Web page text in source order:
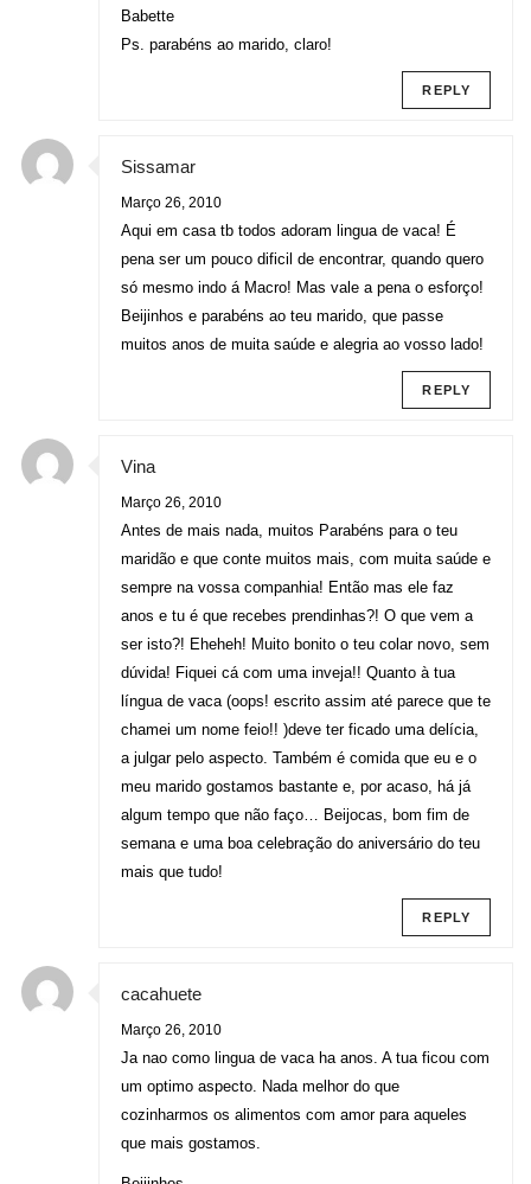
Babette
Ps. parabéns ao marido, claro!
REPLY
Sissamar
Março 26, 2010
Aqui em casa tb todos adoram lingua de vaca! É
pena ser um pouco dificil de encontrar, quando quero
só mesmo indo á Macro! Mas vale a pena o esforço!
Beijinhos e parabéns ao teu marido, que passe
muitos anos de muita saúde e alegria ao vosso lado!
REPLY
Vina
Março 26, 2010
Antes de mais nada, muitos Parabéns para o teu
maridão e que conte muitos mais, com muita saúde e
sempre na vossa companhia! Então mas ele faz
anos e tu é que recebes prendinhas?! O que vem a
ser isto?! Eheheh! Muito bonito o teu colar novo, sem
dúvida! Fiquei cá com uma inveja!! Quanto à tua
língua de vaca (oops! escrito assim até parece que te
chamei um nome feio!! )deve ter ficado uma delícia,
a julgar pelo aspecto. Também é comida que eu e o
meu marido gostamos bastante e, por acaso, há já
algum tempo que não faço… Beijocas, bom fim de
semana e uma boa celebração do aniversário do teu
mais que tudo!
REPLY
cacahuete
Março 26, 2010
Ja nao como lingua de vaca ha anos. A tua ficou com
um optimo aspecto. Nada melhor do que
cozinharmos os alimentos com amor para aqueles
que mais gostamos.